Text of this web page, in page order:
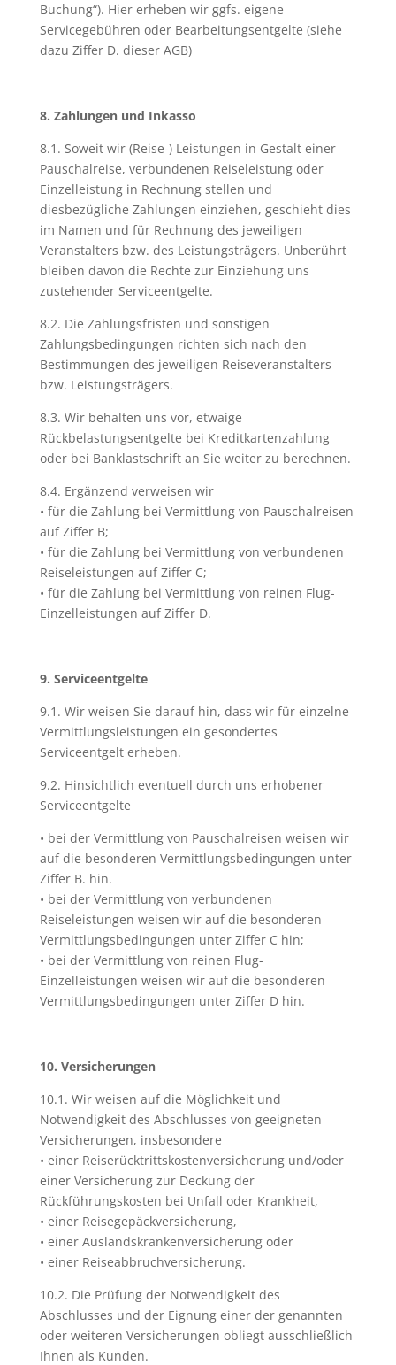
Buchung“). Hier erheben wir ggfs. eigene
Servicegebühren oder Bearbeitungsentgelte (siehe
dazu Ziffer D. dieser AGB)
8. Zahlungen und Inkasso
8.1. Soweit wir (Reise-) Leistungen in Gestalt einer
Pauschalreise, verbundenen Reiseleistung oder
Einzelleistung in Rechnung stellen und
diesbezügliche Zahlungen einziehen, geschieht dies
im Namen und für Rechnung des jeweiligen
Veranstalters bzw. des Leistungsträgers. Unberührt
bleiben davon die Rechte zur Einziehung uns
zustehender Serviceentgelte.
8.2. Die Zahlungsfristen und sonstigen
Zahlungsbedingungen richten sich nach den
Bestimmungen des jeweiligen Reiseveranstalters
bzw. Leistungsträgers.
8.3. Wir behalten uns vor, etwaige
Rückbelastungsentgelte bei Kreditkartenzahlung
oder bei Banklastschrift an Sie weiter zu berechnen.
8.4. Ergänzend verweisen wir
• für die Zahlung bei Vermittlung von Pauschalreisen
auf Ziffer B;
• für die Zahlung bei Vermittlung von verbundenen
Reiseleistungen auf Ziffer C;
• für die Zahlung bei Vermittlung von reinen Flug-
Einzelleistungen auf Ziffer D.
9. Serviceentgelte
9.1. Wir weisen Sie darauf hin, dass wir für einzelne
Vermittlungsleistungen ein gesondertes
Serviceentgelt erheben.
9.2. Hinsichtlich eventuell durch uns erhobener
Serviceentgelte
• bei der Vermittlung von Pauschalreisen weisen wir
auf die besonderen Vermittlungsbedingungen unter
Ziffer B. hin.
• bei der Vermittlung von verbundenen
Reiseleistungen weisen wir auf die besonderen
Vermittlungsbedingungen unter Ziffer C hin;
• bei der Vermittlung von reinen Flug-
Einzelleistungen weisen wir auf die besonderen
Vermittlungsbedingungen unter Ziffer D hin.
10. Versicherungen
10.1. Wir weisen auf die Möglichkeit und
Notwendigkeit des Abschlusses von geeigneten
Versicherungen, insbesondere
• einer Reiserücktrittskostenversicherung und/oder
einer Versicherung zur Deckung der
Rückführungskosten bei Unfall oder Krankheit,
• einer Reisegepäckversicherung,
• einer Auslandskrankenversicherung oder
• einer Reiseabbruchversicherung.
10.2. Die Prüfung der Notwendigkeit des
Abschlusses und der Eignung einer der genannten
oder weiteren Versicherungen obliegt ausschließlich
Ihnen als Kunden.